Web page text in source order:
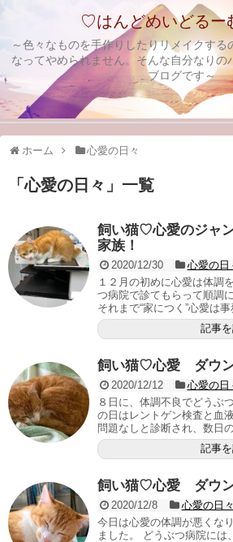
♡はんどめいどる
～色々なものを手作りしたりリメイクする
なってやめられません。そんな自分なりの
ブログです～
ホーム 心愛の日々
「心愛の日々 」 一覧
飼い猫♡心愛のジャ
家族！
2020/12/30
心愛の日
１２月の初めに心愛は体調
つ病院で診てもらって順調
それまで“家につく”心愛は
記事
飼い猫♡心愛 ダウン
2020/12/12
心愛の日
８日に、体調不良でどうぶ
の日はレントゲン検査と血
問題なしと診断され、数日
記事
飼い猫♡心愛 ダウン
2020/12/8
心愛の日々
今日は心愛の体調が悪くな
ました。 どうぶつ病院には